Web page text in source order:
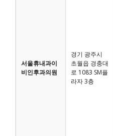
서울휴내과이
비인후과의원
경기 광주시
초월읍 경충대
로 1083 SM플
라자 3층